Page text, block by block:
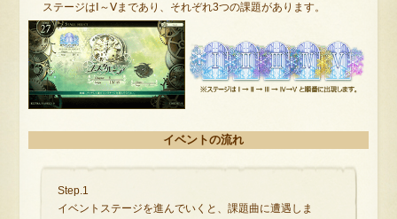
ステージはⅠ～Ⅴまであり、それぞれ3つの課題があります。
イベントの流れ
Step.1
イベントステージを進んでいくと、課題曲に遭遇しま